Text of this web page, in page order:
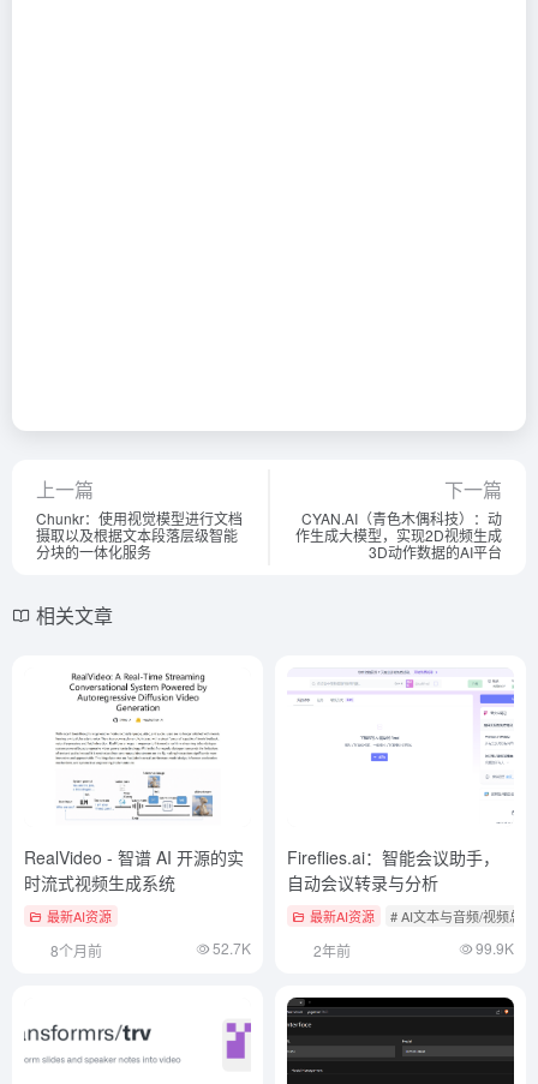
上一篇
Chunkr：使用视觉模型进行文档
摄取以及根据文本段落层级智能
分块的一体化服务
下一篇
CYAN.AI（青色木偶科技）：动
作生成大模型，实现2D视频生成
3D动作数据的AI平台
相关文章
RealVideo - 智谱 AI 开源的实
时流式视频生成系统
最新AI资源
8个月前 52.7K
Fireflies.ai：智能会议助手，
自动会议转录与分析
最新AI资源 # AI文本与音频/视频总
2年前 99.9K